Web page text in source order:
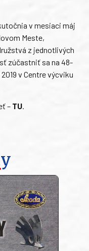
v mesiaci máj
Meste,
z jednotlivých
zúčastniť sa na 48-
v Centre výcviku
– TU.